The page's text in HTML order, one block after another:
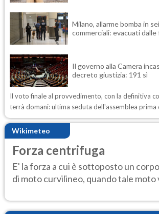
Milano, allarme bomba in
commerciali: evacuati
Il governo alla Camera
decreto giustizia: 191 sì
Il voto finale al provvedimento, con la definitiva
terrà domani: ultima seduta dell'assemblea prima
Wikimeteo
Forza centrifuga
E' la forza a cui è sottoposto un
di moto curvilineo, quando tale moto